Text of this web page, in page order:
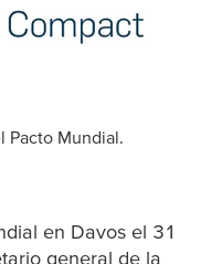
Pacto Mundial.
en Davos el 31
general de la